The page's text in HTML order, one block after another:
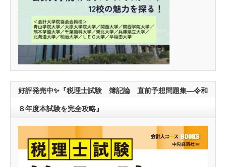
好評発売中✨『税理士試験 簿記論 直前予想問題集―令和
８年度本試験を完全攻略』